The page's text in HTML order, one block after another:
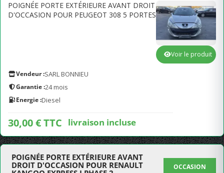
POIGNÉE PORTE EXTÉRIEURE AVANT DROIT
D'OCCASION POUR PEUGEOT 308 5 PORTES
Vendeur :SARL BONNIEU
Garantie :24 mois
Energie :Diesel
30,00 € TTC livraison incluse
Voir le produit
POIGNÉE PORTE EXTÉRIEURE AVANT
DROIT D'OCCASION POUR RENAULT
OCCASION